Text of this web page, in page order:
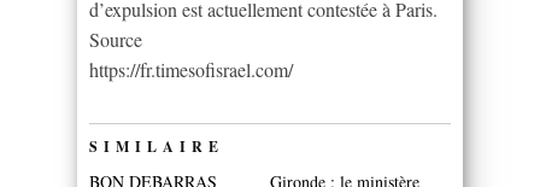
d’expulsion est actuellement contestée à Paris.
Source
https://fr.timesofisrael.com/
SIMILAIRE
BON DEBARRAS Gironde : le ministère